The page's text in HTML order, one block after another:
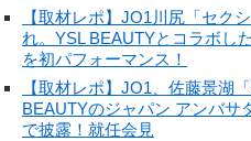
【取材レポ】JO1川尻「セク
れ。YSL BEAUTYとコラボし
を初パフォーマンス！
【取材レポ】JO1、佐藤景湖
BEAUTYのジャパン アンバサ
で披露！就任会見